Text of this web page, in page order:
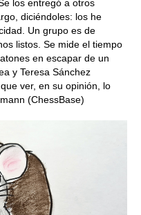
los entregó a otros
diciéndoles: los he
Un grupo es de
listos. Se mide el tiempo
en escapar de un
y Teresa Sánchez
ver, en su opinión, lo
(ChessBase)